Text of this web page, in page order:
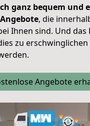
ganz bequem und
, die
Ihnen sind. Und das
zu erschwinglichen
Angebote